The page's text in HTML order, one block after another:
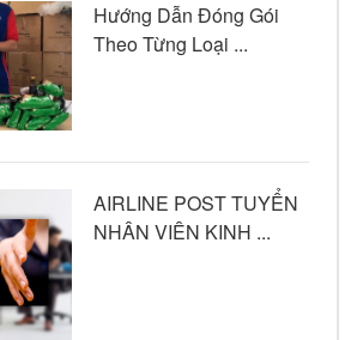
Hướng Dẫn Đóng Gói
Theo Từng Loại ...
AIRLINE POST TUYỂN
NHÂN VIÊN KINH ...